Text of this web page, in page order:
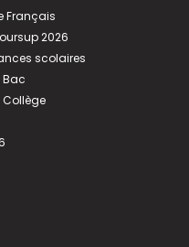
Français
2026
scolaires
Bac
Collège